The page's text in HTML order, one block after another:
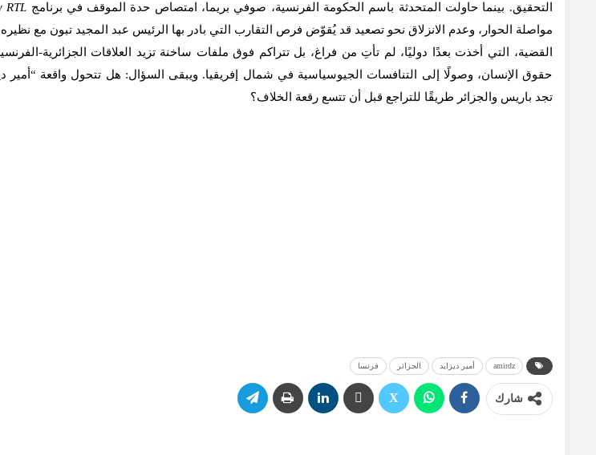
التحقيق. بينما حاولت المتحدثة باسم الحكومة الفرنسية، صوفي بريما، امتصاص حدة الموقف في برنامج RTL
مواصلة الحوار، وعدم الانزلاق نحو تصعيد قد يُقوّض فرص التقارب التي بادر بها الرئيس عبد المجيد تبون مع
القضية، التي أخذت بعدًا دوليًا، لم تأتِ من فراغ، بل تتراكم فوق ملفات ساخنة تزيد العلاقات الجزائرية-
حقوق الإنسان، وصولًا إلى التنافسات الجيوسياسية في شمال إفريقيا. ويبقى السؤال: هل تتحول واقعة “أمير
تجد باريس والجزائر طريقًا للتراجع قبل أن تتسع رقعة الخلاف؟
amirdz أمير ديزايد الجزائر فرنسا
شارك